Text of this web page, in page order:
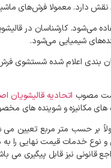
نقش دارد. معمولا فرش‌های
می‌شود.کارشناسان در
شیمیایی می‌شود.
بندی اعلام شده شستشوی
مصوب اتحادیه قالیشویان
های مکانیزه و شوینده‌ های
بر حسب متر مربع تعیین می
و نوع خدمات قیمت نهایی را به
قانونی نیز قابل پیگیری می